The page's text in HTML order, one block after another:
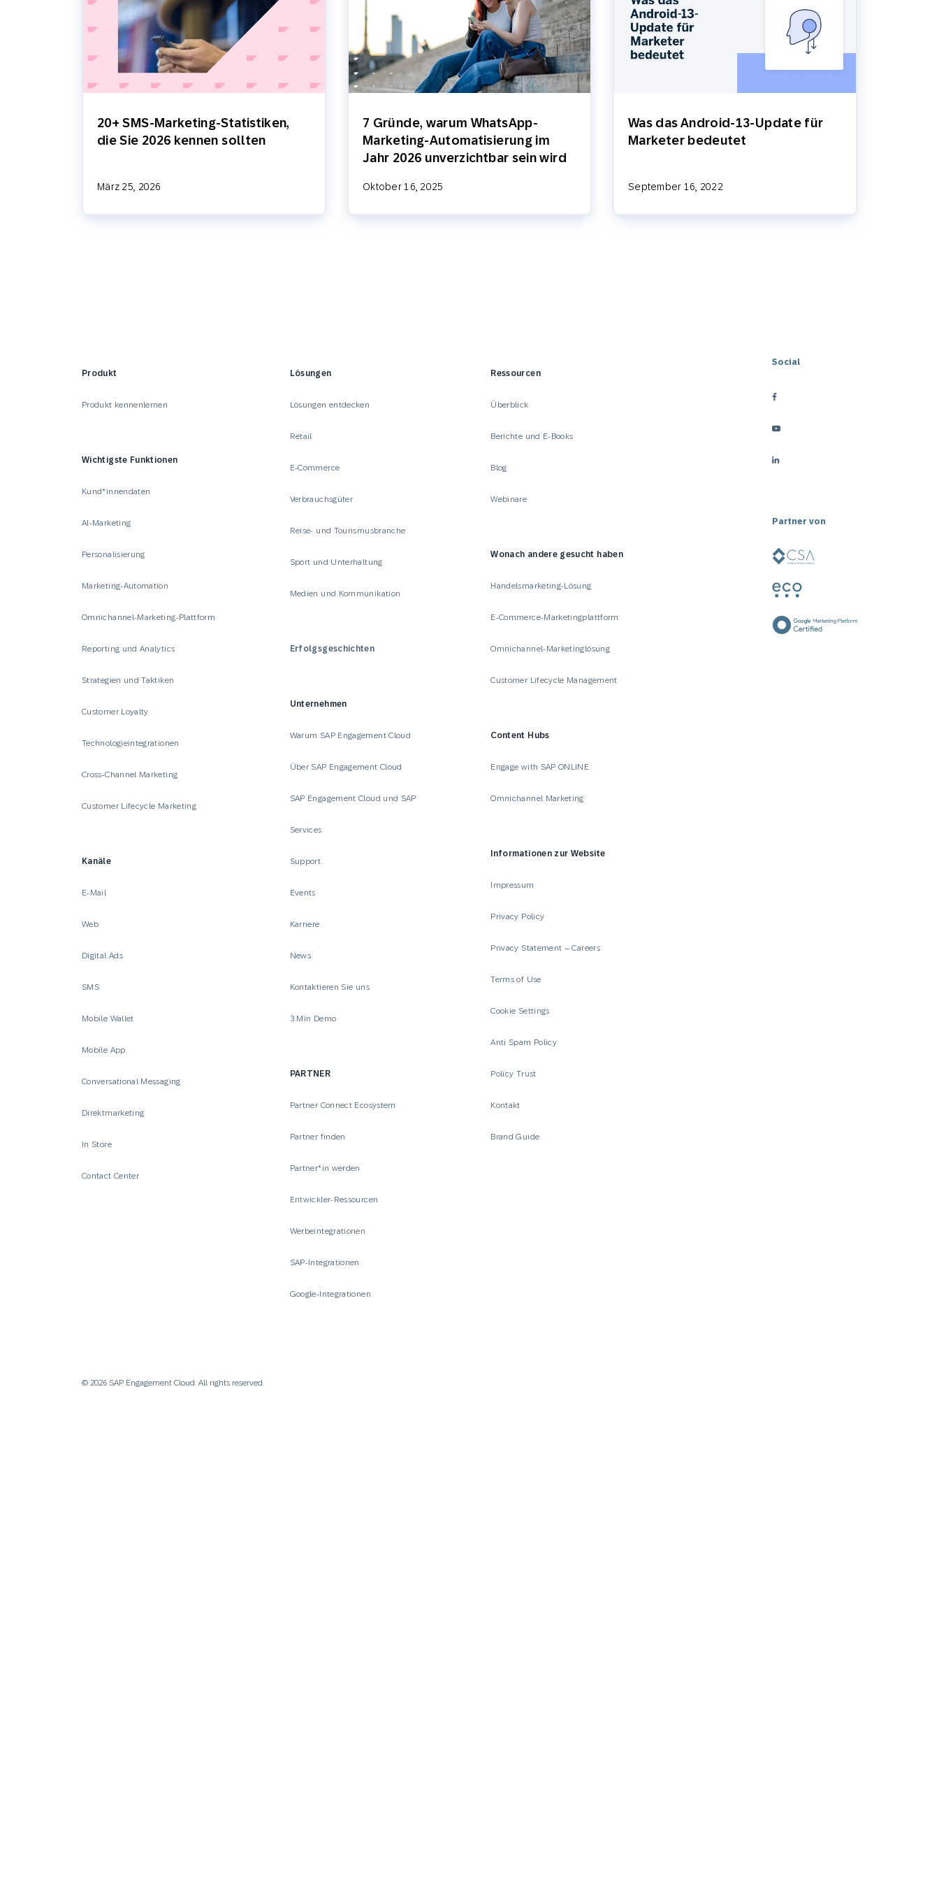
20+ SMS-Marketing-Statistiken,
die Sie 2026 kennen sollten
März 25, 2026
7 Gründe, warum WhatsApp-
Marketing-Automatisierung im
Jahr 2026 unverzichtbar sein wird
Oktober 16, 2025
Was das Android-13-Update für
Marketer bedeutet
September 16, 2022
Produkt
Produkt kennenlernen
Wichtigste Funktionen
Kund*innendaten
AI-Marketing
Personalisierung
Marketing-Automation
Omnichannel-Marketing-Plattform
Reporting und Analytics
Strategien und Taktiken
Customer Loyalty
Technologieintegrationen
Cross-Channel Marketing
Customer Lifecycle Marketing
Kanäle
E-Mail
Web
Digital Ads
SMS
Mobile Wallet
Mobile App
Conversational Messaging
Direktmarketing
In Store
Contact Center
Lösungen
Lösungen entdecken
Retail
E-Commerce
Verbrauchsgüter
Reise- und Tourismusbranche
Sport und Unterhaltung
Medien und Kommunikation
Erfolgsgeschichten
Unternehmen
Warum SAP Engagement Cloud
Über SAP Engagement Cloud
SAP Engagement Cloud und SAP
Services
Support
Events
Karriere
News
Kontaktieren Sie uns
3 Min Demo
PARTNER
Partner Connect Ecosystem
Partner finden
Partner*in werden
Entwickler-Ressourcen
Werbeintegrationen
SAP-Integrationen
Google-Integrationen
Ressourcen
Überblick
Berichte und E-Books
Blog
Webinare
Wonach andere gesucht haben
Handelsmarketing-Lösung
E-Commerce-Marketingplattform
Omnichannel-Marketinglösung
Customer Lifecycle Management
Content Hubs
Engage with SAP ONLINE
Omnichannel Marketing
Informationen zur Website
Impressum
Privacy Policy
Privacy Statement – Careers
Terms of Use
Cookie Settings
Anti Spam Policy
Policy Trust
Kontakt
Brand Guide
Social
Partner von
© 2026 SAP Engagement Cloud. All rights reserved.